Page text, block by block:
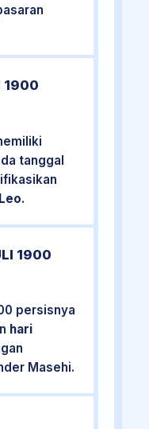
1900
tanggal
.
1900
persisnya
hari
Masehi.